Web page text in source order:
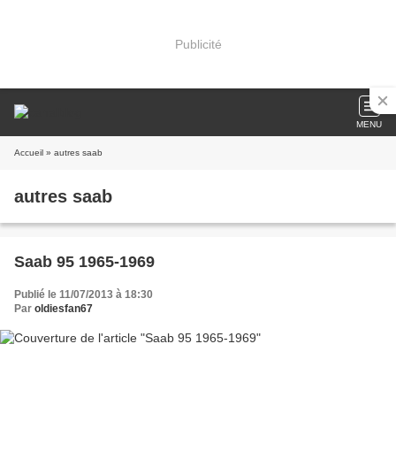
Publicité
MENU
Accueil » autres saab
autres saab
Saab 95 1965-1969
Publié le 11/07/2013 à 18:30
Par oldiesfan67